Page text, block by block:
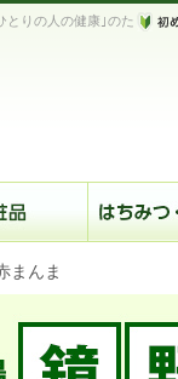
とりの人の健康｣のた
まんま